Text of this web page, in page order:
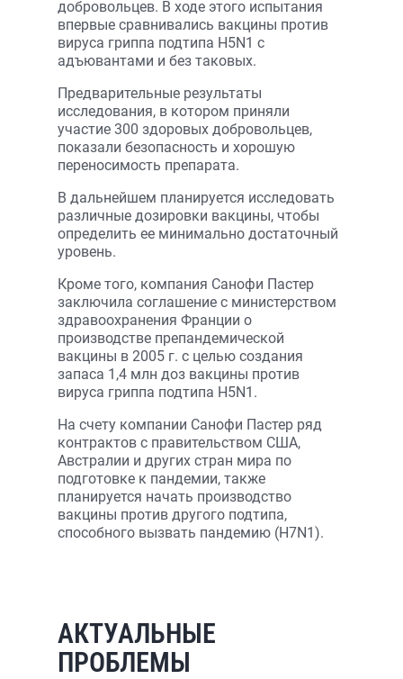
добровольцев. В ходе этого испытания
впервые сравнивались вакцины против
вируса гриппа подтипа H5N1 с
адъювантами и без таковых.
Предварительные результаты
исследования, в котором приняли
участие 300 здоровых добровольцев,
показали безопасность и хорошую
переносимость препарата.
В дальнейшем планируется исследовать
различные дозировки вакцины, чтобы
определить ее минимально достаточный
уровень.
Кроме того, компания Санофи Пастер
заключила соглашение с министерством
здравоохранения Франции о
производстве препандемической
вакцины в 2005 г. с целью создания
запаса 1,4 млн доз вакцины против
вируса гриппа подтипа H5N1.
На счету компании Санофи Пастер ряд
контрактов с правительством США,
Австралии и других стран мира по
подготовке к пандемии, также
планируется начать производство
вакцины против другого подтипа,
способного вызвать пандемию (H7N1).
АКТУАЛЬНЫЕ
ПРОБЛЕМЫ